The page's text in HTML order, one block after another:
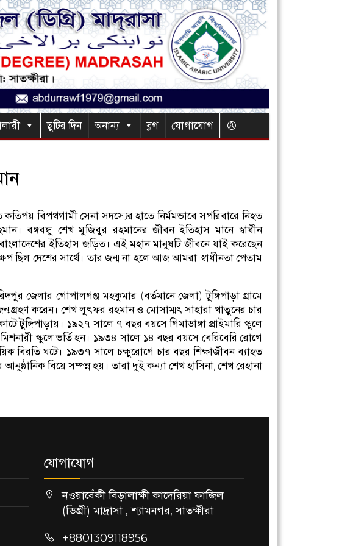
ছুটির দিন অনান্য ব্লগ যোগাযোগ
বিপথগামী সেনা সদস্যের হাতে নির্মমভাবে সপরিবারে নিহত
বঙ্গবন্ধু শেখ মুজিবুর রহমানের জীবন ইতিহাস মানে স্বাধীন
ইতিহাস জড়িত। এই মহান মানুষটি জীবনে যাই করেছেন
ছিল দেশের সার্থে। তার জন্ম না হলে আজ আমরা স্বাধীনতা পেতাম
জেলার গোপালগঞ্জ মহকুমার (বর্তমানে জেলা) টুঙ্গিপাড়া গ্রামে
করেন। শেখ লুৎফর রহমান ও মোসাম্মৎ সাহারা খাতুনের চার
১৯২৭ সালে ৭ বছর বয়সে গিমাডাঙ্গা প্রাইমারি স্কুলে
স্কুলে ভর্তি হন। ১৯৩৪ সালে ১৪ বছর বয়সে বেরিবেরি রোগে
বিরতি ঘটে। ১৯৩৭ সালে চক্ষুরোগে চার বছর শিক্ষাজীবন ব্যাহত
বিয়ে সম্পন্ন হয়। তারা দুই কন্যা শেখ হাসিনা, শেখ রেহানা
যোগাযোগ
নওয়াবেঁকী বিড়ালাক্ষী কাদেরিয়া ফাজিল
(ডিগ্রী) মাদ্রাসা , শ্যামনগর, সাতক্ষীরা
+8801309118956